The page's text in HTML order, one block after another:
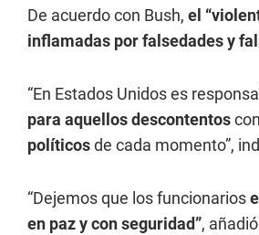
De acuerdo con Bush, el
inflamadas por falsedades y
“En Estados Unidos es
para aquellos descontentos
políticosde cada momento”,
“Dejemos que los funcionarios
en paz y con seguridad”,